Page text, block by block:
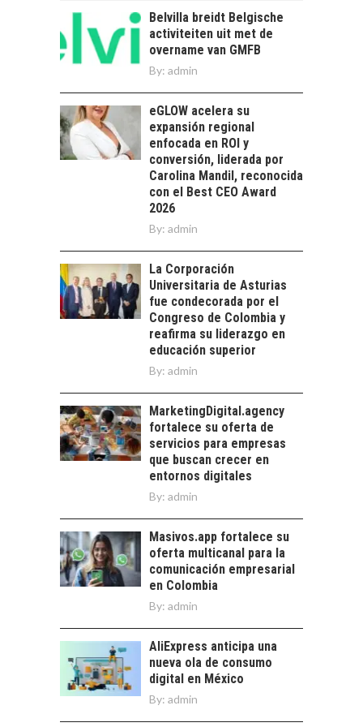
TIPO DE CAMBIO EN
LAS EMPRESAS
CHILENAS
El tipo de cambio
determinante en la
economía…
FINANCIAMIENTO
PARA PYMES EN
CHILE:
ALTERNATIVAS MÁS
ALLÁ DEL CRÉDITO
BANCARIO
Financiamiento para
pymes en Chile:
alternativas que
trascienden el
crédito…
LOS SERVICIOS
DIGITALES
EXPORTADOS DESDE
CHILE
El auge de las
exportaciones de
TURISMO EN EL
DESIERTO DE
ATACAMA:
OPORTUNIDADES
PARA EL
DESARROLLO LOCAL
El Desierto de
Atacama: Motor
Estratégico para el
Desarrollo Turístico…
MINERA CHILENA
FRENTE AL DESAFÍO
DE LA
SOSTENIBILIDAD
el reto ineludible de…
Belvilla breidt Belgische
activiteiten uit met de
overname van GMFB
By: admin
eGLOW acelera su
expansión regional
enfocada en ROI y
conversión, liderada por
Carolina Mandil, reconocida
con el Best CEO Award
2026
By: admin
La Corporación
Universitaria de Asturias
fue condecorada por el
Congreso de Colombia y
reafirma su liderazgo en
educación superior
By: admin
MarketingDigital.agency
fortalece su oferta de
servicios para empresas
que buscan crecer en
entornos digitales
By: admin
Masivos.app fortalece su
oferta multicanal para la
comunicación empresarial
en Colombia
By: admin
AliExpress anticipa una
nueva ola de consumo
digital en México
By: admin